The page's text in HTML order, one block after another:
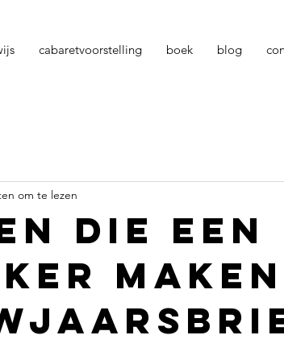
cabaretvoorstelling boek blog
die een
om te lezen